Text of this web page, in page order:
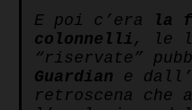
E poi c’era la
colonnelli , le
“riservate”
Guardian e dall’
retroscena che